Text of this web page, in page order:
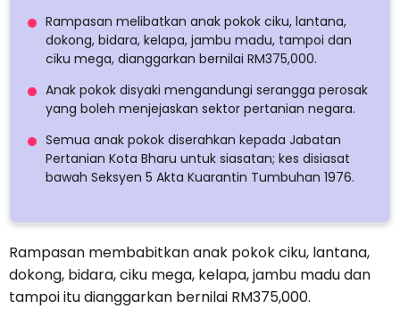
Rampasan melibatkan anak pokok ciku, lantana,
dokong, bidara, kelapa, jambu madu, tampoi dan
ciku mega, dianggarkan bernilai RM375,000.
Anak pokok disyaki mengandungi serangga perosak
yang boleh menjejaskan sektor pertanian negara.
Semua anak pokok diserahkan kepada Jabatan
Pertanian Kota Bharu untuk siasatan; kes disiasat
bawah Seksyen 5 Akta Kuarantin Tumbuhan 1976.
Rampasan membabitkan anak pokok ciku, lantana,
dokong, bidara, ciku mega, kelapa, jambu madu dan
tampoi itu dianggarkan bernilai RM375,000.